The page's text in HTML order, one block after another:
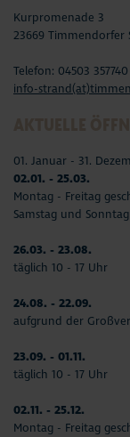
Kurpromenade 3
23669 Timmendorfer
Telefon: 04503 357740
info-
01. Januar - 31.
02.01. - 25.03.
Montag - Freitag
Samstag und
26.03. - 23.08.
täglich 10 - 17 Uhr
24.08. - 22.09.
aufgrund der
23.09. - 01.11.
täglich 10 - 17 Uhr
02.11. - 25.12.
Montag - Freitag